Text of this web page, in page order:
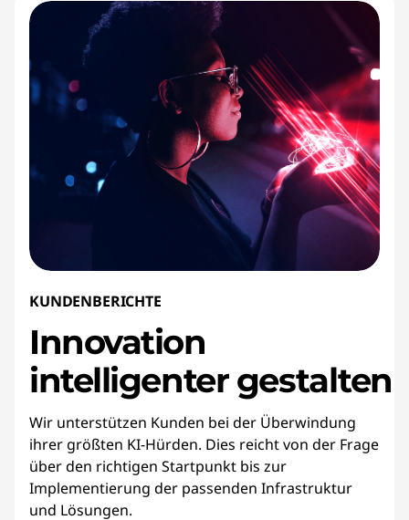
KUNDENBERICHTE
Innovation
intelligenter gestalten
Wir unterstützen Kunden bei der Überwindung
ihrer größten KI-Hürden. Dies reicht von der Frage
über den richtigen Startpunkt bis zur
Implementierung der passenden Infrastruktur
und Lösungen.